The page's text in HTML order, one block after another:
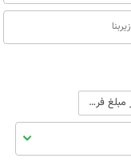
حداکثر مبلغ فروش